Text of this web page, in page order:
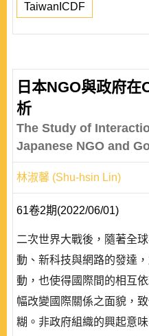
TaiwanICDF
日本NGO與政府
析
The Study of
Japanese NGO and
林淑馨 (Shu-hsin Lin)
61卷2期(2022/06/01)
二次世界大戰後，隨著全
動、新科技與網路的發達
動，也使得國際間的相互
幅改變國際關係之面貌，
糊。非政府組織的興起意